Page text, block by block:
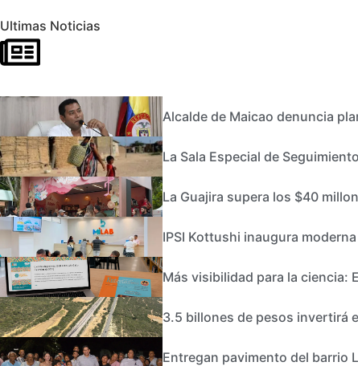
Ultimas Noticias
Alcalde de Maicao denuncia
La Sala Especial de
La Guajira supera los $40
IPSI Kottushi inaugura
Más visibilidad para la ciencia:
3.5 billones de pesos invertirá
Entregan pavimento del barrio